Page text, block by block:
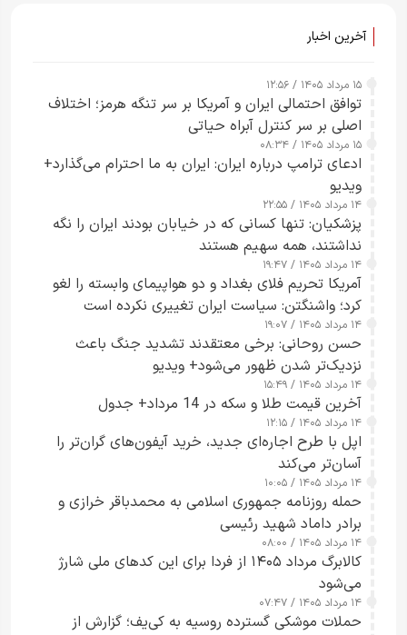
آخرین اخبار
۱۵ مرداد ۱۴۰۵ / ۱۲:۵۶
توافق احتمالی ایران و آمریکا بر سر تنگه هرمز؛ اختلاف
اصلی بر سر کنترل آبراه حیاتی
۱۵ مرداد ۱۴۰۵ / ۰۸:۳۴
ادعای ترامپ درباره ایران: ایران به ما احترام می‌گذارد+
ویدیو
۱۴ مرداد ۱۴۰۵ / ۲۲:۵۵
پزشکیان: تنها کسانی که در خیابان بودند ایران را نگه
نداشتند، همه سهیم هستند
۱۴ مرداد ۱۴۰۵ / ۱۹:۴۷
آمریکا تحریم فلای بغداد و دو هواپیمای وابسته را لغو
کرد؛ واشنگتن: سیاست ایران تغییری نکرده است
۱۴ مرداد ۱۴۰۵ / ۱۹:۰۷
حسن روحانی: برخی معتقدند تشدید جنگ باعث
نزدیک‌تر شدن ظهور می‌شود+ ویدیو
۱۴ مرداد ۱۴۰۵ / ۱۵:۴۹
آخرین قیمت طلا و سکه در 14 مرداد+ جدول
۱۴ مرداد ۱۴۰۵ / ۱۲:۱۵
اپل با طرح اجاره‌ای جدید، خرید آیفون‌های گران‌تر را
آسان‌تر می‌کند
۱۴ مرداد ۱۴۰۵ / ۱۰:۰۵
حمله روزنامه جمهوری اسلامی به محمدباقر خرازی و
برادر داماد شهید رئیسی
۱۴ مرداد ۱۴۰۵ / ۰۸:۰۰
کالابرگ مرداد ۱۴۰۵ از فردا برای این کدهای ملی شارژ
می‌شود
۱۴ مرداد ۱۴۰۵ / ۰۷:۴۷
حملات موشکی گسترده روسیه به کی‌یف؛ گزارش از